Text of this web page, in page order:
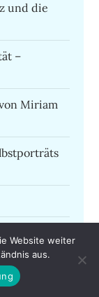
und die
–
Miriam
Website weiter
aus.